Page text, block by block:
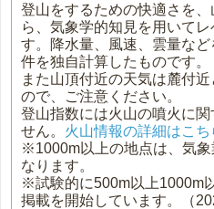
登山をするための快適さを
ら、気象学的知見を用いて
す。降水量、風速、雲量な
件を独自計算したものです。
また山頂付近の天気は麓付
ので、ご注意ください。
登山指数には火山の噴火に
せん。 火山情報の詳細はこち
※1000m以上の地点は、気
なります。
※試験的に500m以上1000m
掲載を開始しています。（